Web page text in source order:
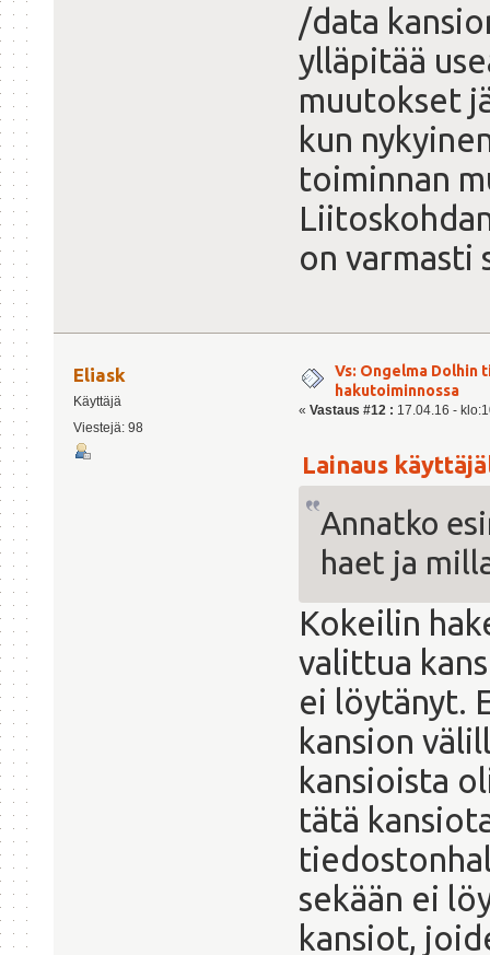
/data
ylläpitää
muutokset
kun
toiminnan
on varmasti
Eliask
Käyttäjä
Viestejä: 98
Vs: Ongelma Dolhin
hakutoiminnossa
« Vastaus #12 : 17.04.16 -
Lainaus
Annatko
haet ja
Kokeilin
valittua
ei löytänyt.
kansion
kansioista
tätä
sekään ei
kansiot,